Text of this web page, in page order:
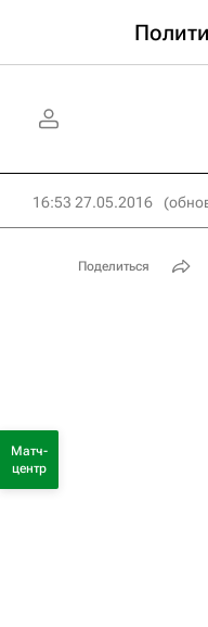
16:53 27.05.2016
Поделиться
Матч-
центр